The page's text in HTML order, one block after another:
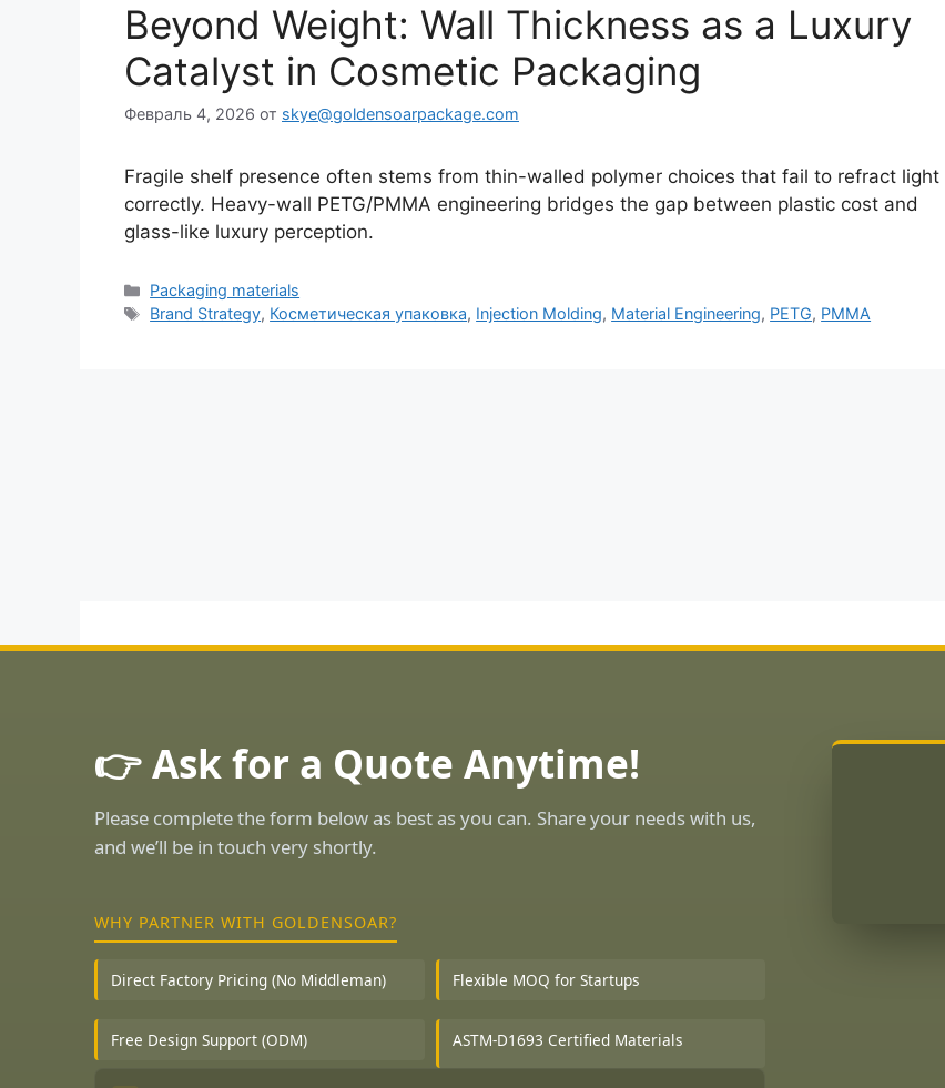
Beyond Weight: Wall Thickness as a Luxury
Catalyst in Cosmetic Packaging
Февраль 4, 2026 от skye@goldensoarpackage.com
Fragile shelf presence often stems from thin-walled polymer choices that fail to refract light
correctly. Heavy-wall PETG/PMMA engineering bridges the gap between plastic cost and
glass-like luxury perception.
Рубрики
Packaging materials
Метки
Brand Strategy, Косметическая упаковка, Injection Molding, Material Engineering, PETG, PMMA
👉 Ask for a Quote Anytime!
Please complete the form below as best as you can. Share your needs with us,
and we’ll be in touch very shortly.
WHY PARTNER WITH GOLDENSOAR?
Direct Factory Pricing (No Middleman) Flexible MOQ for Startups
Free Design Support (ODM) ASTM-D1693 Certified Materials